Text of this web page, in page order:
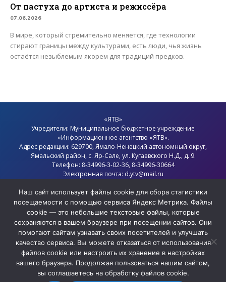
От пастуха до артиста и режиссёра
07.06.2026
В мире, который стремительно меняется, где технологии
стирают границы между культурами, есть люди, чья жизнь
остаётся незыблемым якорем для традиций предков.
«ЯТВ»
Учредители: Муниципальное бюджетное учреждение
«Информационное агентство «ЯТВ».
Адрес редакции: 629700, Ямало-Ненецкий автономный округ,
Ямальский район, с. Яр-Сале, ул. Кугаевского Н.Д., д. 9.
Телефон: 8-34996-3-02-36, 8-34996-30664
Электронная почта: d.ytv@mail.ru
Политика конфиденциальности
Наш сайт использует файлы cookie для сбора статистики
посещаемости с помощью сервиса Яндекс Метрика. Файлы
cookie — это небольшие текстовые файлы, которые
сохраняются в вашем браузере при посещении сайтов. Они
помогают сайтам узнавать своих посетителей и улучшать
качество сервиса. Вы можете отказаться от использования
файлов cookie или настроить их хранение в настройках
вашего браузера. Продолжая пользоваться нашим сайтом,
вы соглашаетесь на обработку файлов cookie.